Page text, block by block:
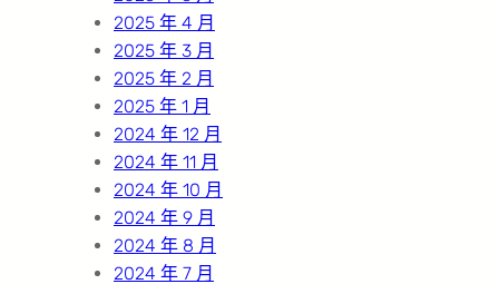
2025 年 4 月
2025 年 3 月
2025 年 2 月
2025 年 1 月
2024 年 12 月
2024 年 11 月
2024 年 10 月
2024 年 9 月
2024 年 8 月
2024 年 7 月